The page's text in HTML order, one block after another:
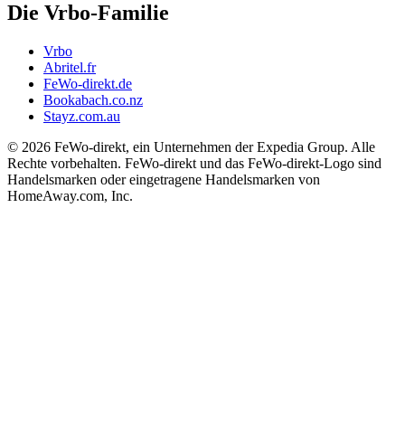
Die Vrbo-Familie
Vrbo
Abritel.fr
FeWo-direkt.de
Bookabach.co.nz
Stayz.com.au
© 2026 FeWo-direkt, ein Unternehmen der Expedia Group. Alle
Rechte vorbehalten. FeWo-direkt und das FeWo-direkt-Logo sind
Handelsmarken oder eingetragene Handelsmarken von
HomeAway.com, Inc.